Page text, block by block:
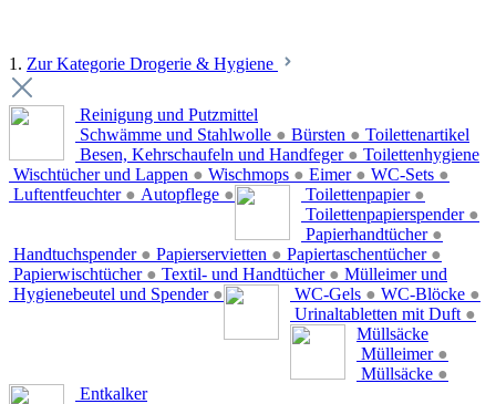
1. Zur Kategorie Drogerie & Hygiene
Reinigung und Putzmittel
Schwämme und Stahlwolle ● Bürsten ●
Besen, Kehrschaufeln und Handfeger ●
Wischtücher und Lappen ● Wischmops ● Eimer ● WC-Sets ●
Luftentfeuchter ● Autopflege ●
Toilettenartikel
Toilettenpapier ●
Toilettenpapierspender ●
Papierhandtücher ●
Handtuchspender ● Papierservietten ● Papiertaschentücher ●
Papierwischtücher ● Textil- und Handtücher ●
Hygienebeutel und Spender ●
Toilettenhygiene
WC-Gels ● WC-Blöcke ●
Urinaltabletten mit Duft ●
Mülleimer und
Müllsäcke
Mülleimer ●
Müllsäcke ●
Entkalker